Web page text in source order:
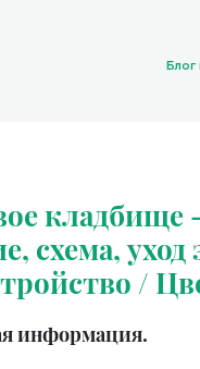
Блог
схема,
/
информация.